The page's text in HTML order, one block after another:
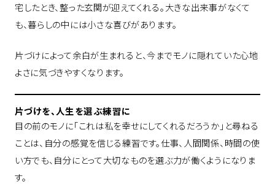
宅したとき、整った玄関が迎えてくれる。大きな出来事がなくて
も、暮らしの中には小さな喜びがあります。
片づけによって余白が生まれると、今までモノに隠れていた心地
よさに気づきやすくなります。
片づけを、人生を選ぶ練習に
目の前のモノに「これは私を幸せにしてくれるだろうか」と尋ねる
ことは、自分の感覚を信じる練習です。仕事、人間関係、時間の使
い方でも、自分にとって大切なものを選ぶ力が働くようになりま
す。